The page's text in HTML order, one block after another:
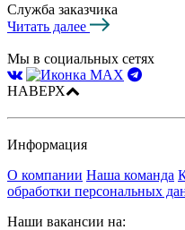
Служба заказчика
Читать далее
Мы в социальных сетях
НАВЕРХ
Информация
О компании Наша команда
обработки персональных
Наши вакансии на: